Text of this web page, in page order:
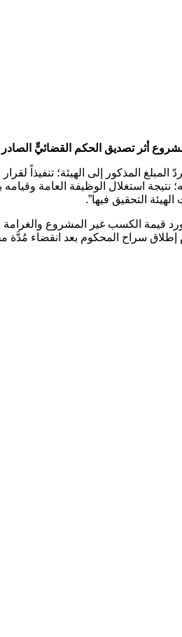
المذكور إلى الهيئة؛ تنفيذاً
قراراً بإدانة المُتَّهم؛ إثر حصول تضخُّمٍ في أمواله؛ نتيجة استغلال
التحقيق فيها”.
لمُدَّة سنةٍ واحدةٍ، ورد قيمة الكسب غير المشروع
والكسب غير المشروع رقم (30 لسنة 2011) المُعدَّل، مع التأكيد على عدم إطلاق